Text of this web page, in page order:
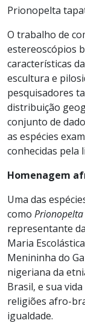
Prionopelta
O trabalho de
estereoscópios
características
escultura e
pesquisadores
distribuição
conjunto de
as espécies
conhecidas pela
Homenagem
Uma das
como
representante
Maria
Menininha do
nigeriana da
Brasil, e sua
religiões afro-
igualdade.